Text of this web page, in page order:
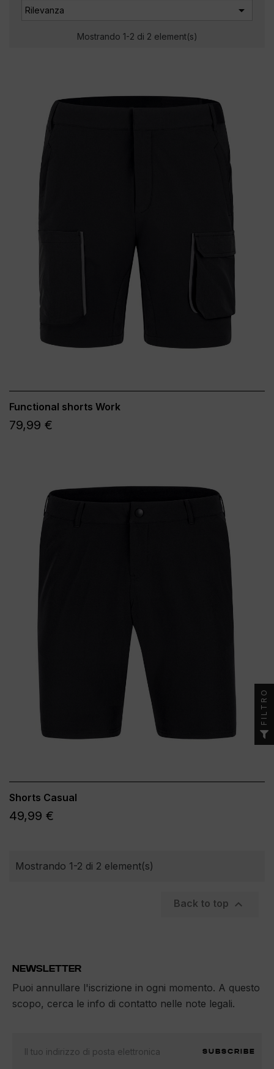
Rilevanza 
Mostrando 1-2 di 2 element(s)
Functional shorts Work
79,99 €
Shorts Casual
49,99 €
Mostrando 1-2 di 2 element(s)
Back to top 
NEWSLETTER
Puoi annullare l'iscrizione in ogni momento. A questo
scopo, cerca le info di contatto nelle note legali.
SUBSCRIBE
FILTRO